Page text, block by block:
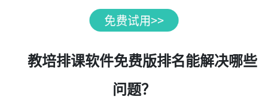
教培排课软件免费版排名能解决哪些
问题？